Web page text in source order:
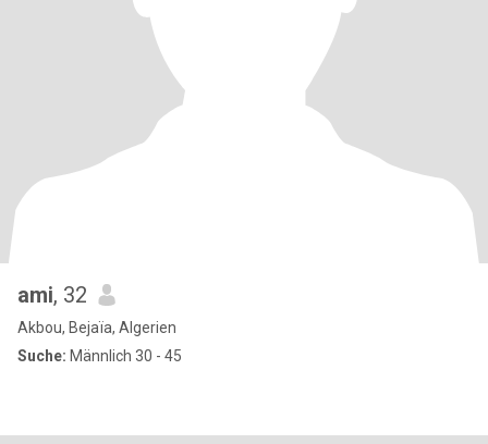
ami, 32
Akbou, Bejaïa, Algerien
Suche: Männlich 30 - 45